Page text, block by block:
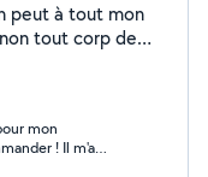
peut à tout mon
tout corp de
mon
! Il m'a